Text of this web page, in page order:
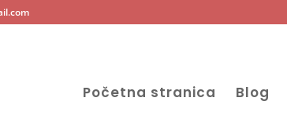
Početna stranica Blog